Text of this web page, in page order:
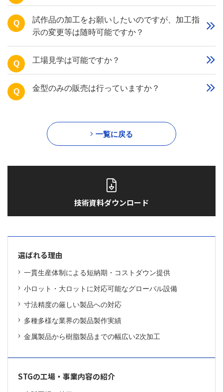
技術資料ダウンロード
選ばれる理由
一貫生産体制による短納期・コストダウン提供
小ロット・大ロットに対応可能なグローバル設備
寸法精度の厳しい製品への対応
多種多様な業界の製品製作実績
金属製品から樹脂製品までの幅広い2次加工
STGの工場・事業内容の紹介
Q
試作品の加工をお願いしたいのですが、加工指
示の変更等は随時可能ですか？
Q 工場見学は可能ですか？
Q 金型のみの販売は行っていますか？
一覧に戻る